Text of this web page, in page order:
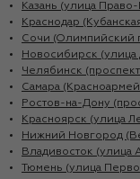
Казань (улица
Краснодар
Сочи (Олимпийский
Новосибирск (улица
Челябинск
Самара
Ростов-на-Дону
Красноярск (улица
Нижний Новгород
Владивосток (улица
Тюмень (улица